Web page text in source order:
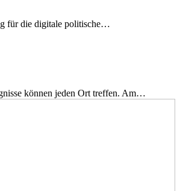
für die digitale politische…
können jeden Ort treffen. Am…